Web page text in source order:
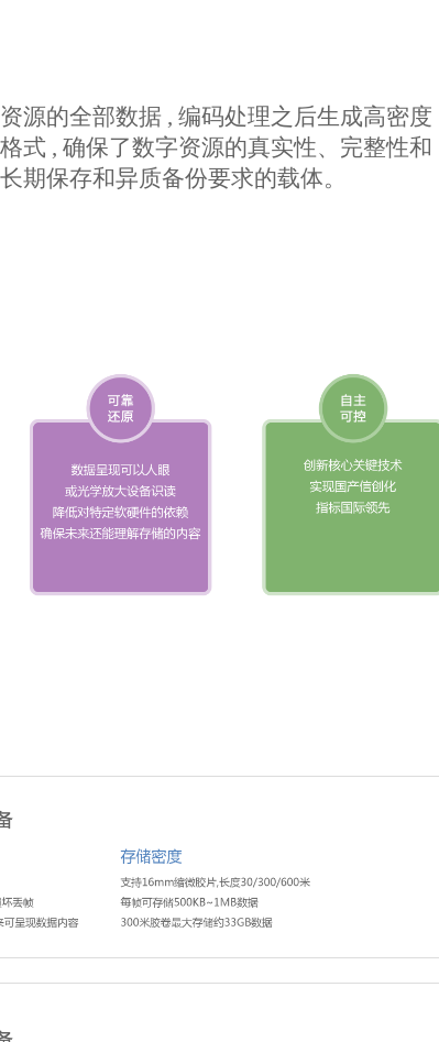
源的全部数据 , 编码处理之后生成高密度
式 , 确保了数字资源的真实性、完整性和
期保存和异质备份要求的载体。